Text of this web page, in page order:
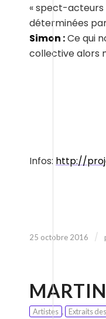
« spect-acteurs
déterminées
Simon :Ce qui
collective alors
Infos: http://
25 octobre 2016 /
Artistes , Extraits